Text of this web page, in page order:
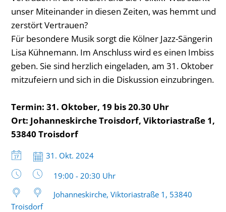
unser Miteinander in diesen Zeiten, was hemmt und
zerstört Vertrauen?
Für besondere Musik sorgt die Kölner Jazz-Sängerin
Lisa Kühnemann. Im Anschluss wird es einen Imbiss
geben. Sie sind herzlich eingeladen, am 31. Oktober
mitzufeiern und sich in die Diskussion einzubringen.
Termin: 31. Oktober, 19 bis 20.30 Uhr
Ort: Johanneskirche Troisdorf, Viktoriastraße 1,
53840 Troisdorf
Datum:
31. Okt. 2024
Uhrzeit:
19:00 - 20:30 Uhr
Johanneskirche, Viktoriastraße 1, 53840
Troisdorf